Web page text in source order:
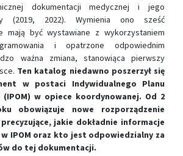
dokumentacji medycznej i jego
(2019, 2022). Wymienia ono sześć
mają być wystawiane z wykorzystaniem
i opatrzone odpowiednim
ważna zmiana, stanowiąca pierwszy
Ten katalog niedawno poszerzył się
w postaci Indywidualnego Planu
(IPOM) w opiece koordynowanej. Od 2
obowiązuje nowe rozporządzenie
jakie dokładnie informacje
IPOM oraz kto jest odpowiedzialny za
do tej dokumentacji.